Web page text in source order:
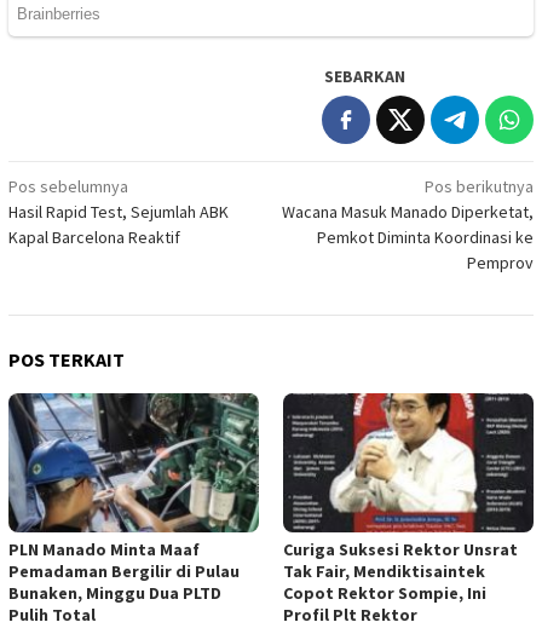
SEBARKAN
Navigasi
pos
Pos sebelumnya
Hasil Rapid Test, Sejumlah ABK
Kapal Barcelona Reaktif
Pos berikutnya
Wacana Masuk Manado Diperketat,
Pemkot Diminta Koordinasi ke
Pemprov
POS TERKAIT
PLN Manado Minta Maaf
Pemadaman Bergilir di Pulau
Bunaken, Minggu Dua PLTD
Pulih Total
Curiga Suksesi Rektor Unsrat
Tak Fair, Mendiktisaintek
Copot Rektor Sompie, Ini
Profil Plt Rektor